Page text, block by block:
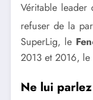
Véritable leader
refuser de la
SuperLig, le
2013 et 2016, le
Ne lui